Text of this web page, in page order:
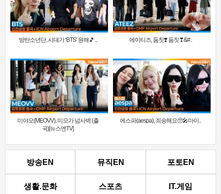
방탄소년단, 시대가 ‘BTS’ 원해🎵 .. 에이티즈, 둠칫❣️ 둠칫❣&#..
미야오(MEOVV), 미모가 넘사벽 (출
국)[뉴스엔TV]
에스파(aespa), 죄송해요🥺🎤마이..
방송EN 뮤직EN 포토EN
생활.문화 스포츠 IT.게임